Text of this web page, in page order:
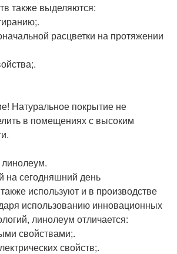
также выделяются:
расцветки на протяжении
Натуральное покрытие не
в помещениях с высоким
на сегодняшний день
используют и в производстве
использованию инновационных
линолеум отличается:
свойствами;.
свойств;.